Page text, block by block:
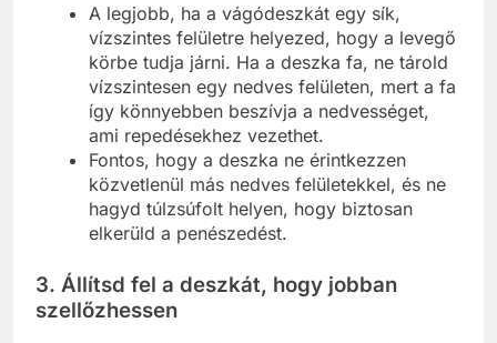
A legjobb, ha a vágódeszkát egy sík,
vízszintes felületre helyezed, hogy a levegő
körbe tudja járni. Ha a deszka fa, ne tárold
vízszintesen egy nedves felületen, mert a fa
így könnyebben beszívja a nedvességet,
ami repedésekhez vezethet.
Fontos, hogy a deszka ne érintkezzen
közvetlenül más nedves felületekkel, és ne
hagyd túlzsúfolt helyen, hogy biztosan
elkerüld a penészedést.
3. Állítsd fel a deszkát, hogy jobban
szellőzhessen